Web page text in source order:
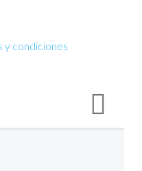
y condiciones